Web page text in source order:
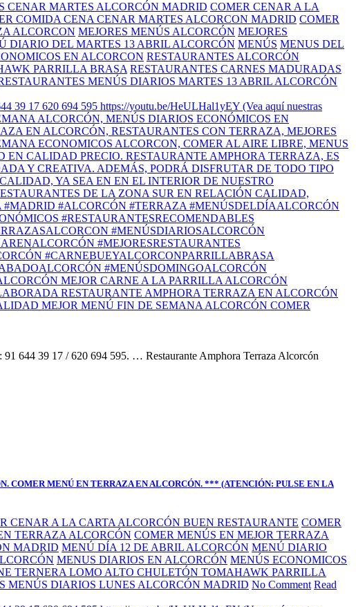
CENAR MARTES ALCORCÓN MADRID COMER CENAR A LA
COMIDA CENA CENAR MARTES ALCORCON MADRID COMER
ALCORCON MEJORES MENÚS ALCORCÓN MEJORES
DIARIO DEL MARTES 13 ABRIL ALCORCÓN MENÚS MENUS DEL
EN ALCORCON RESTAURANTES ALCORCÓN
PARRILLA BRASA RESTAURANTES CARNES MADURADAS
MENÚS DIARIOS MARTES 13 ABRIL ALCORCÓN
644 39 17 / 620 694 595. … Restaurante Amphora Terraza Alcorcón
COMER MENÚ EN TERRAZA EN ALCORCÓN. *** (ATENCIÓN: PULSE EN LA
CENAR A LA CARTA ALCORCÓN BUEN RESTAURANTE COMER
TERRAZA ALCORCÓN COMER MENÚS EN MEJOR TERRAZA
MADRID MENÚ DÍA 12 DE ABRIL ALCORCÓN MENÚ DIARIO
MENUS DIARIOS EN ALCORCÓN MENÚS ECONOMICOS
TERNERA LOMO ALTO CHULETÓN TOMAHAWK PARRILLA
MENÚS DIARIOS LUNES ALCORCÓN MADRID No Comment Read